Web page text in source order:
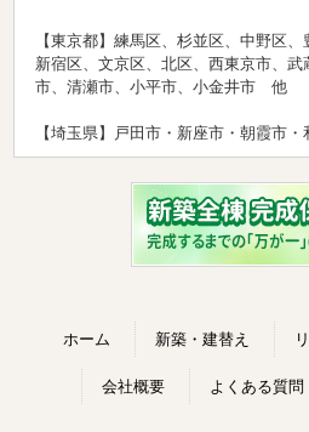
【東京都】練馬区、杉並区、中野区
新宿区、文京区、北区、西東京市、
市、清瀬市、小平市、小金井市 他
【埼玉県】戸田市・新座市・朝霞市
ホーム 新築・建替え
会社概要 よくある質問